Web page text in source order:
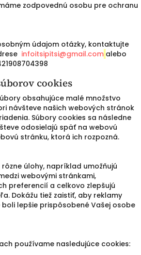
zodpovednú osobu pre ochranu
údajom otázky, kontaktujte
infoitsipitsi@gmail.com alebo
cookies
obsahujúce malé množstvo
návšteve našich webových stránok
Súbory cookies sa následne
odosielajú späť na webovú
stránku, ktorá ich rozpozná.
úlohy, napríklad umožňujú
webovými stránkami,
preferencií a celkovo zlepšujú
Dokážu tiež zaistiť, aby reklamy
lepšie prispôsobené Vašej osobe
používame nasledujúce cookies: